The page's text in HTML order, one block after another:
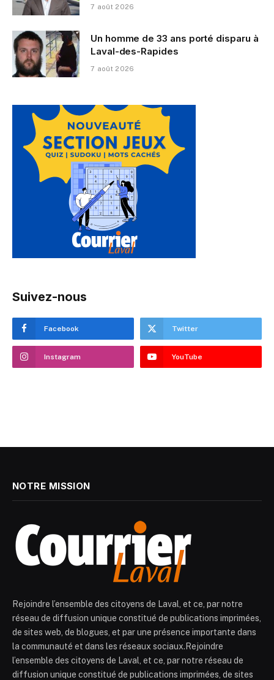
7 août 2026
Un homme de 33 ans porté disparu à
Laval-des-Rapides
7 août 2026
Suivez-nous
Facebook Twitter
Instagram YouTube
NOTRE MISSION
Rejoindre l’ensemble des citoyens de Laval, et ce, par notre
réseau de diffusion unique constitué de publications imprimées,
de sites web, de blogues, et par une présence importante dans
la communauté et dans les réseaux sociaux.Rejoindre
l’ensemble des citoyens de Laval, et ce, par notre réseau de
diffusion unique constitué de publications imprimées, de sites